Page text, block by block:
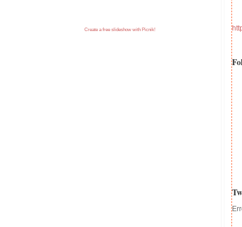
Create a free slideshow with Picnik!